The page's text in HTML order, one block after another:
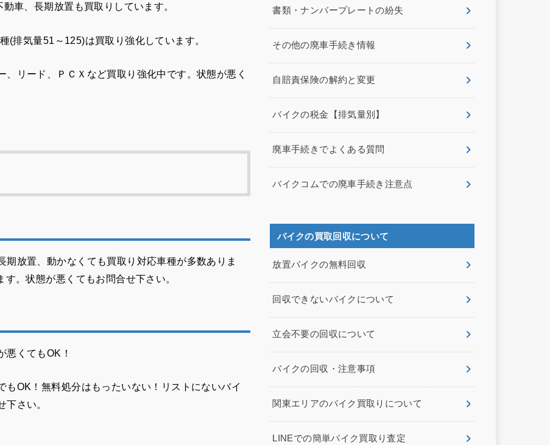
車、長期放置も買取りしています。
(排気量51～125)は買取り強化しています。
リード、ＰＣＸなど買取り強化中です。状態が悪く
放置、動かなくても買取り対応車種が多数ありま
。状態が悪くてもお問合せ下さい。
悪くてもOK！
もOK！無料処分はもったいない！リストにないバイ
さい。
書類・ナンバープレートの紛失
その他の廃車手続き情報
自賠責保険の解約と変更
バイクの税金【排気量別】
廃車手続きでよくある質問
バイクコムでの廃車手続き注意点
バイクの買取回収について
放置バイクの無料回収
回収できないバイクについて
立会不要の回収について
バイクの回収・注意事項
関東エリアのバイク買取りについて
LINEでの簡単バイク買取り査定